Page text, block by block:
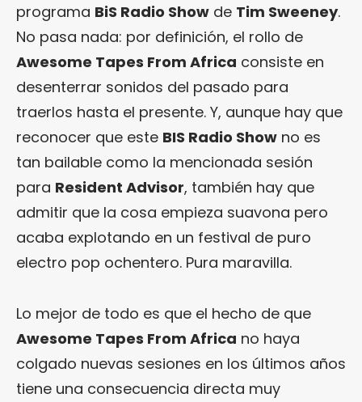
programa BiS Radio Show de Tim Sweeney.
No pasa nada: por definición, el rollo de
Awesome Tapes From Africa consiste en
desenterrar sonidos del pasado para
traerlos hasta el presente. Y, aunque hay que
reconocer que este BIS Radio Show no es
tan bailable como la mencionada sesión
para Resident Advisor, también hay que
admitir que la cosa empieza suavona pero
acaba explotando en un festival de puro
electro pop ochentero. Pura maravilla.
Lo mejor de todo es que el hecho de que
Awesome Tapes From Africa no haya
colgado nuevas sesiones en los últimos años
tiene una consecuencia directa muy